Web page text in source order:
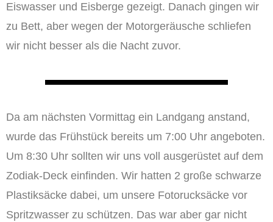
Eiswasser und Eisberge gezeigt. Danach gingen wir
zu Bett, aber wegen der Motorgeräusche schliefen
wir nicht besser als die Nacht zuvor.
Da am nächsten Vormittag ein Landgang anstand,
wurde das Frühstück bereits um 7:00 Uhr angeboten.
Um 8:30 Uhr sollten wir uns voll ausgerüstet auf dem
Zodiak-Deck einfinden. Wir hatten 2 große schwarze
Plastiksäcke dabei, um unsere Fotorucksäcke vor
Spritzwasser zu schützen. Das war aber gar nicht